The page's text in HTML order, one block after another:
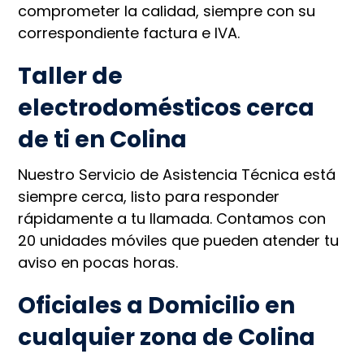
comprometer la calidad, siempre con su
correspondiente factura e IVA.
Taller de
electrodomésticos cerca
de ti en Colina
Nuestro Servicio de Asistencia Técnica está
siempre cerca, listo para responder
rápidamente a tu llamada. Contamos con
20 unidades móviles que pueden atender tu
aviso en pocas horas.
Oficiales a Domicilio en
cualquier zona de Colina